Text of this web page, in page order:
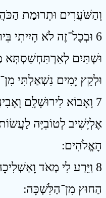
וְהַשֹּׁעֲרִים וּתְרוּמַת
6 וּבְכָל־זֶה לֹא
וּשְׁתַּיִם לְאַרְתַּחְשַׁסְתְּא
וּלְקֵץ יָמִים נִשְׁאַלְתִּי
7 וָאָבוֹא לִירוּשָׁלִָם
אֶלְיָשִׁיב לְטוֹבִיָּה
הָאֱלֹהִים ׃
8 וַיֵּרַע לִי מְאֹד
הַחוּץ מִן־הַלִּשְׁכָּה ׃